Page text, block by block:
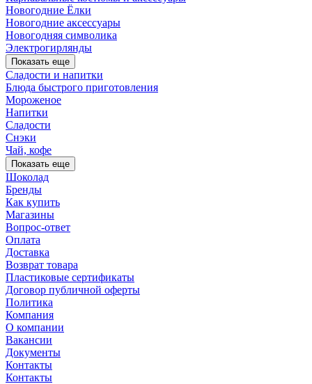
Новогодние Ёлки
Новогодние аксессуары
Новогодняя символика
Электрогирлянды
Показать еще
Сладости и напитки
Блюда быстрого приготовления
Мороженое
Напитки
Сладости
Снэки
Чай, кофе
Показать еще
Шоколад
Бренды
Как купить
Магазины
Вопрос-ответ
Оплата
Доставка
Возврат товара
Пластиковые сертификаты
Договор публичной оферты
Политика
Компания
О компании
Вакансии
Документы
Контакты
Контакты